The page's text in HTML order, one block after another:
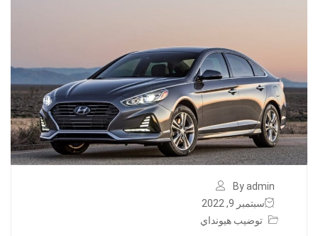
By admin
سبتمبر 9, 2022
توضيب هيونداي